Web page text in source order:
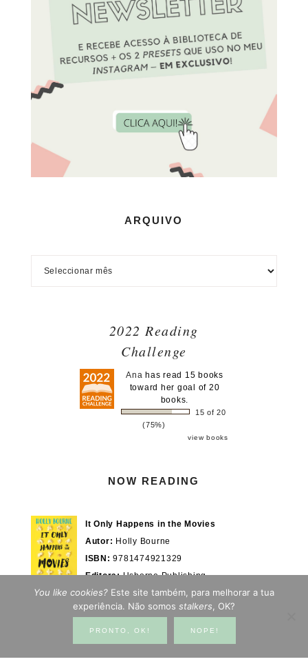
ARQUIVO
2022 Reading
Challenge
Ana has read 15 books
toward her goal of 20
books.
15 of 20
(75%)
view books
NOW READING
It Only Happens in the Movies
Autor: Holly Bourne
ISBN: 9781474921329
Editora:Usborne Publishing
Actualmente em:28/100%
You like cookies? Este site também, para melhorar a tua
experiência. Não somos stalkers , OK?
PRONTO, OK! NOPE!